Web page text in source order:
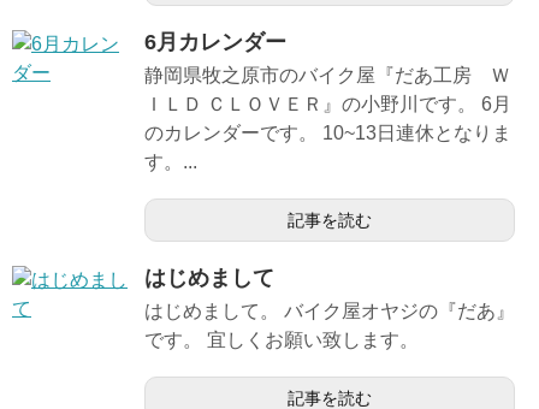
6月カレンダー
静岡県牧之原市のバイク屋『だあ工房 Ｗ
ＩＬＤ ＣＬＯＶＥＲ』の小野川です。 6月
のカレンダーです。 10~13日連休となりま
す。...
記事を読む
はじめまして
はじめまして。 バイク屋オヤジの『だあ』
です。 宜しくお願い致します。
記事を読む